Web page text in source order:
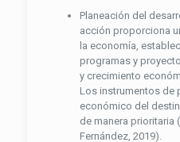
Planeación del
acción proporciona
la economía,
programas y
y crecimiento
Los instrumentos de
económico del
de manera prioritaria
Fernández, 2019).